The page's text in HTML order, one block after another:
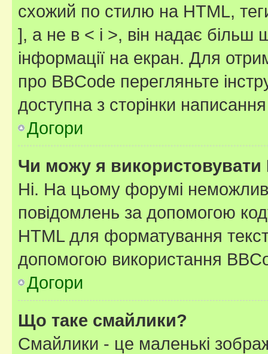
схожий по стилю на HTML,
], а не в < і >, він надає більш
інформації на екран. Для
про BBCode перегляньте
доступна з сторінки
Догори
Чи можу я використовувати
Ні. На цьому форумі
повідомлень за допомогою
HTML для форматування
допомогою використання
Догори
Що таке смайлики?
Смайлики - це маленькі